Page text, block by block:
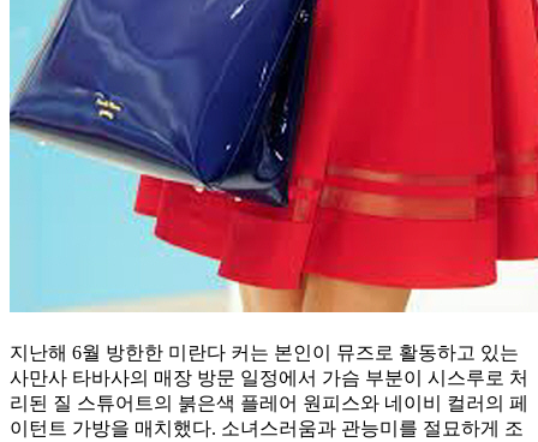
지난해 6월 방한한 미란다 커는 본인이 뮤즈로 활동하고 있는
사만사 타바사의 매장 방문 일정에서 가슴 부분이 시스루로 처
리된 질 스튜어트의 붉은색 플레어 원피스와 네이비 컬러의 페
이턴트 가방을 매치했다. 소녀스러움과 관능미를 절묘하게 조